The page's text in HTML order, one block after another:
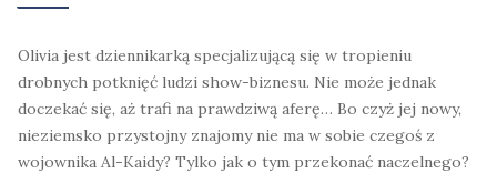
Olivia jest dziennikarką specjalizującą się w tropieniu
drobnych potknięć ludzi show-biznesu. Nie może jednak
doczekać się, aż trafi na prawdziwą aferę… Bo czyż jej nowy,
nieziemsko przystojny znajomy nie ma w sobie czegoś z
wojownika Al-Kaidy? Tylko jak o tym przekonać naczelnego?